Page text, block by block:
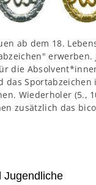
ab dem 18.
erwerben.
die
das Sportabzeichen
Wiederholer (5.,
zusätzlich das
Jugendliche